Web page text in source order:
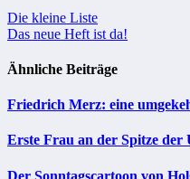
Beitragsnavigation
Die kleine Liste
Das neue Heft ist da!
Ähnliche Beiträge
Friedrich Merz: eine
Erste Frau an der Spitze der
Der Sonntagscartoon von